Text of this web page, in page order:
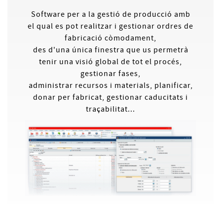
Software per a la gestió de producció amb
el qual es pot realitzar i gestionar ordres de
fabricació còmodament,
des d'una única finestra que us permetrà
tenir una visió global de tot el procés,
gestionar fases,
administrar recursos i materials, planificar,
donar per fabricat, gestionar caducitats i
traçabilitat...